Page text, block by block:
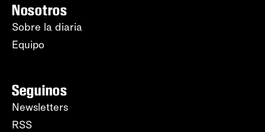
Nosotros
Sobre la diaria
Equipo
Seguinos
Newsletters
RSS